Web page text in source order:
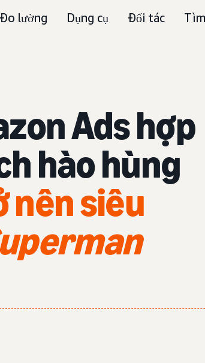
Đo lường Dụng cụ Đối tác
Ads hợp
hào hùng
nên siêu